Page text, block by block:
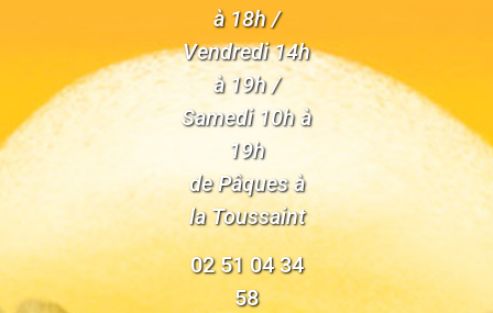
à 18h /
Vendredi 14h
à 19h /
Samedi 10h à
19h
de Pâques à
la Toussaint
02 51 04 34
58